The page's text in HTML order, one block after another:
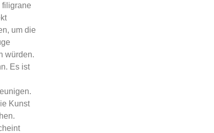
filigrane
um die
würden.
Es ist
Kunst